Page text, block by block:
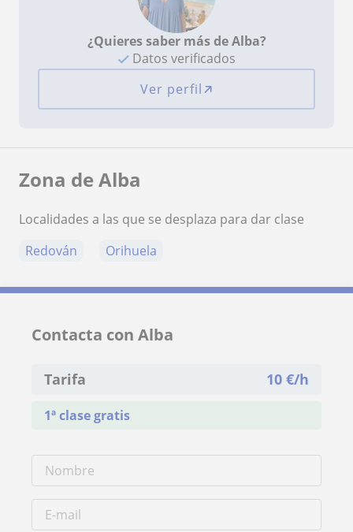
¿Quieres saber más de Alba?
Datos verificados
Ver perfil
Zona de Alba
Localidades a las que se desplaza para dar clase
Redován
Orihuela
Contacta con Alba
Tarifa 10 €/h
1ª clase gratis